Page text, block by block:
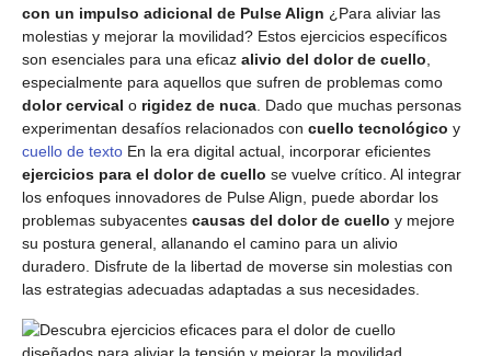
con un impulso adicional de Pulse Align ¿Para aliviar las
molestias y mejorar la movilidad? Estos ejercicios específicos
son esenciales para una eficaz alivio del dolor de cuello
especialmente para aquellos que sufren de problemas como
dolor cervical o rigidez de nuca . Dado que muchas personas
experimentan desafíos relacionados con cuello tecnológico y
cuello de texto En la era digital actual, incorporar eficientes
ejercicios para el dolor de cuello se vuelve crítico. Al integrar
los enfoques innovadores de Pulse Align, puede abordar los
problemas subyacentes causas del dolor de cuello y mejore
su postura general, allanando el camino para un alivio
duradero. Disfrute de la libertad de moverse sin molestias con
las estrategias adecuadas adaptadas a sus necesidades.